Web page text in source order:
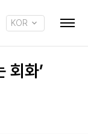
KOR
회화’